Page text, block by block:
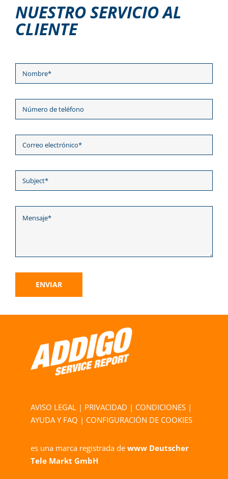
NUESTRO SERVICIO AL
CLIENTE
ENVIAR
AVISO LEGAL | PRIVACIDAD | CONDICIONES |
AYUDA Y FAQ | CONFIGURACIÓN DE COOKIES
es una marca registrada de www Deutscher
Tele Markt GmbH